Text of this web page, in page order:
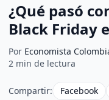
¿Qué pasó
Black Friday
Por Economista
2 min de lectura
Compartir: Facebook